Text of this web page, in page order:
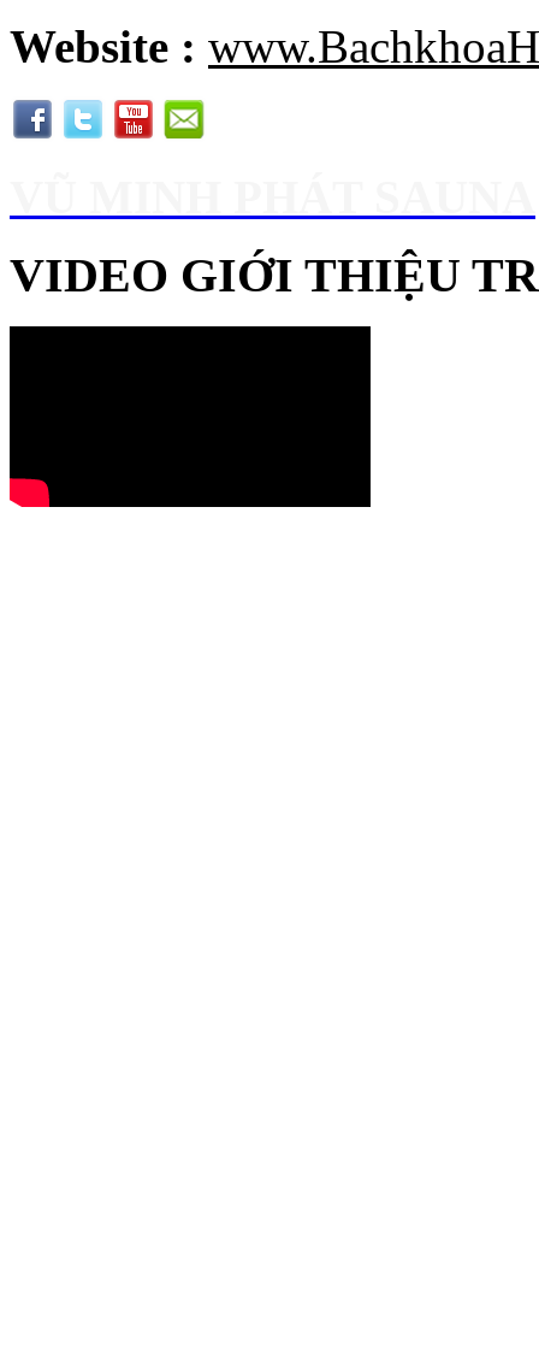
Website :
VIDEO GIỚI THIỆU